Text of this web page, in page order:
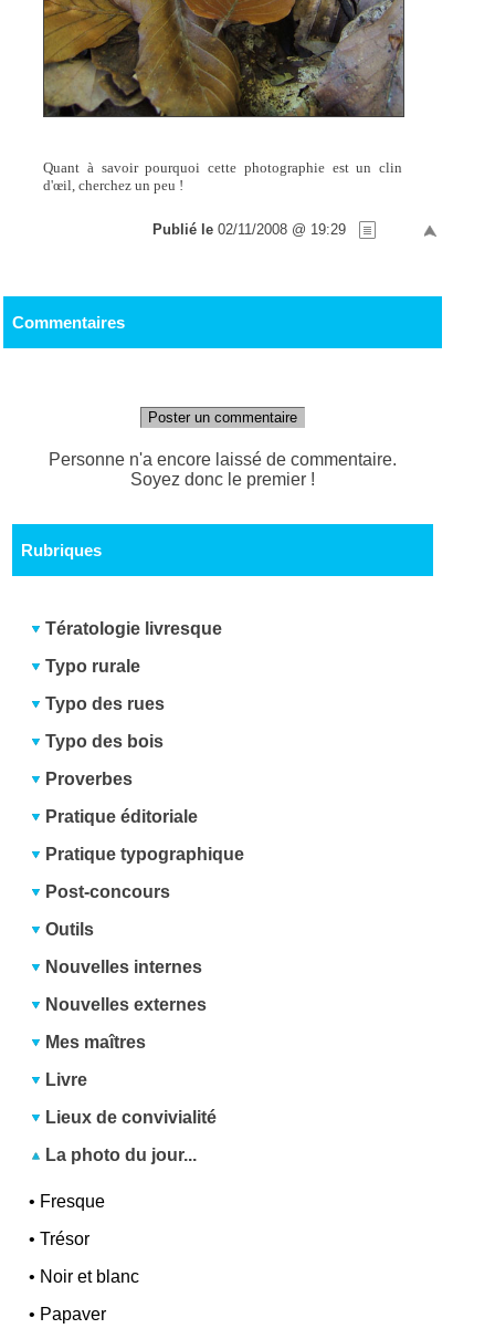
Quant à savoir pourquoi cette photographie est un clin
d'œil, cherchez un peu !
Publié le 02/11/2008 @ 19:29
Commentaires
Poster un commentaire
Personne n'a encore laissé de commentaire.
Soyez donc le premier !
Rubriques
Tératologie livresque
Typo rurale
Typo des rues
Typo des bois
Proverbes
Pratique éditoriale
Pratique typographique
Post-concours
Outils
Nouvelles internes
Nouvelles externes
Mes maîtres
Livre
Lieux de convivialité
La photo du jour...
• Fresque
•Trésor
• Noir et blanc
• Papaver